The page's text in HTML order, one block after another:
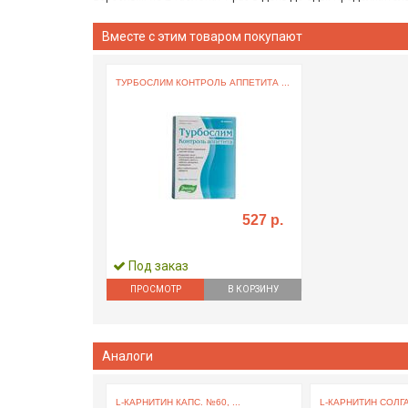
Вместе с этим товаром покупают
ТУРБОСЛИМ КОНТРОЛЬ АППЕТИТА ...
527 р.
Под заказ
ПРОСМОТР В КОРЗИНУ
Аналоги
L-КАРНИТИН КАПС. №60, ... L-КАРНИТИН